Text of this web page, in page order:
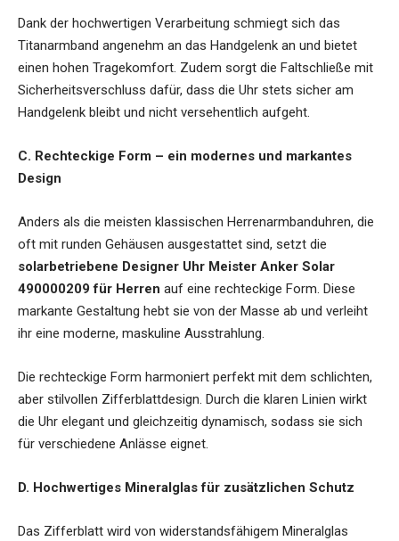
Dank der hochwertigen Verarbeitung schmiegt sich das
Titanarmband angenehm an das Handgelenk an und bietet
einen hohen Tragekomfort. Zudem sorgt die Faltschließe mit
Sicherheitsverschluss dafür, dass die Uhr stets sicher am
Handgelenk bleibt und nicht versehentlich aufgeht.
C. Rechteckige Form – ein modernes und markantes
Design
Anders als die meisten klassischen Herrenarmbanduhren, die
oft mit runden Gehäusen ausgestattet sind, setzt die
solarbetriebene Designer Uhr Meister Anker Solar
490000209 für Herren auf eine rechteckige Form. Diese
markante Gestaltung hebt sie von der Masse ab und verleiht
ihr eine moderne, maskuline Ausstrahlung.
Die rechteckige Form harmoniert perfekt mit dem schlichten,
aber stilvollen Zifferblattdesign. Durch die klaren Linien wirkt
die Uhr elegant und gleichzeitig dynamisch, sodass sie sich
für verschiedene Anlässe eignet.
D. Hochwertiges Mineralglas für zusätzlichen Schutz
Das Zifferblatt wird von widerstandsfähigem Mineralglas